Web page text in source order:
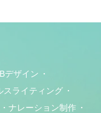
デザイン
スライティング
ナレーション制作